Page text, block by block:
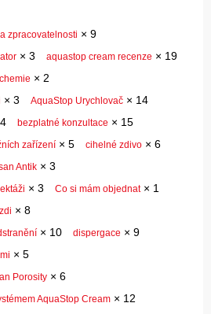
zpracovatelnosti × 9
× 3 aquastop cream recenze × 19
× 2
× 3 AquaStop Urychlovač × 14
4 bezplatné konzultace × 15
zařízení × 5 cihelné zdivo × 6
Antik × 3
× 3 Co si mám objednat× 1
× 8
× 10 dispergace × 9
× 5
Porosity × 6
AquaStop Cream × 12